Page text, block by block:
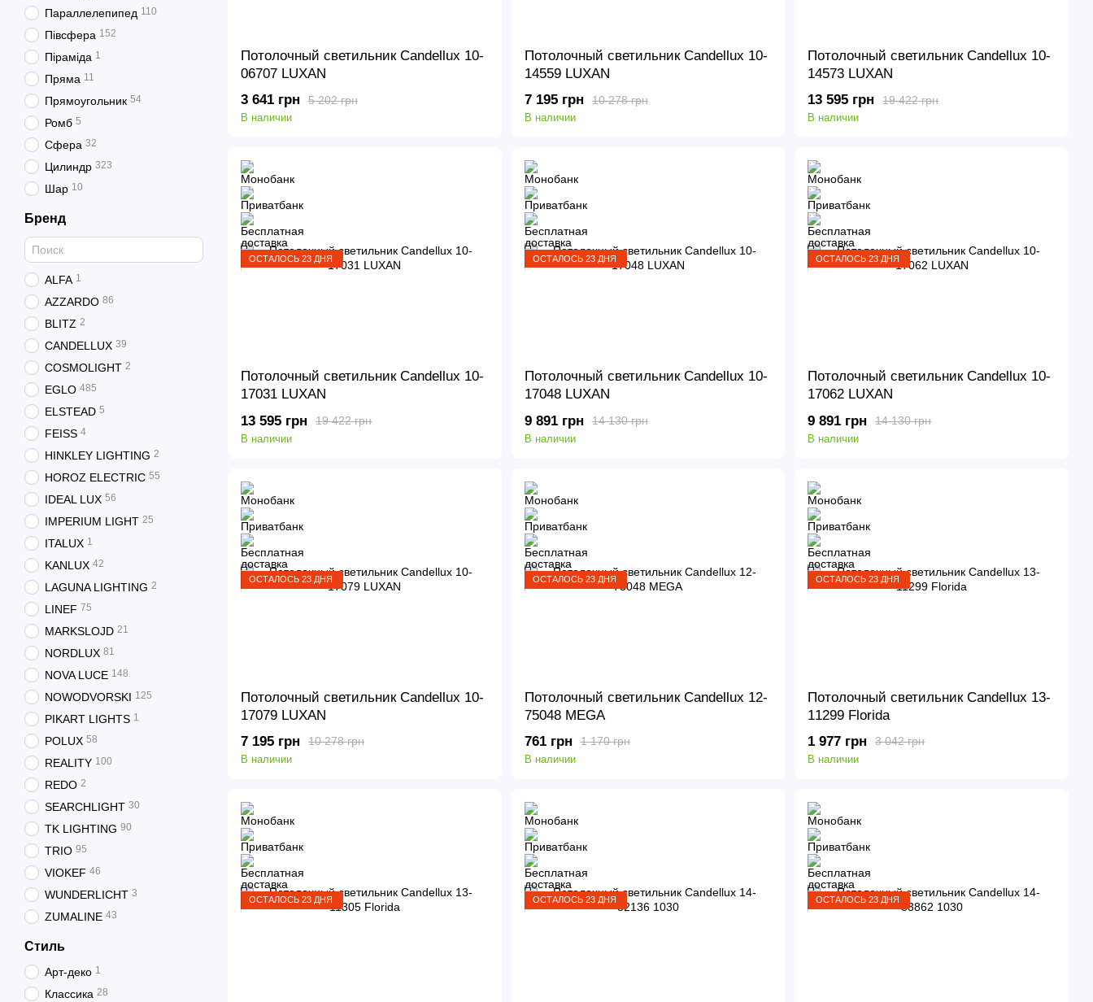
Потолочный светильник Candellux 10-
06707 LUXAN
5 202 грн
3 641 грн
В наличии
Потолочный светильник Candellux 10-
14559 LUXAN
10 278 грн
7 195 грн
В наличии
Потолочный светильник Candellux 10-
14573 LUXAN
19 422 грн
13 595 грн
В наличии
ОСТАЛОСЬ 23 ДНЯ
Потолочный светильник Candellux 10-
17031 LUXAN
19 422 грн
13 595 грн
В наличии
ОСТАЛОСЬ 23 ДНЯ
Потолочный светильник Candellux 10-
17048 LUXAN
14 130 грн
9 891 грн
В наличии
ОСТАЛОСЬ 23 ДНЯ
Потолочный светильник Candellux 10-
17062 LUXAN
14 130 грн
9 891 грн
В наличии
ОСТАЛОСЬ 23 ДНЯ
Потолочный светильник Candellux 10-
17079 LUXAN
10 278 грн
7 195 грн
В наличии
ОСТАЛОСЬ 23 ДНЯ
Потолочный светильник Candellux 12-
75048 MEGA
1 170 грн
761 грн
В наличии
ОСТАЛОСЬ 23 ДНЯ
Потолочный светильник Candellux 13-
11299 Florida
3 042 грн
1 977 грн
В наличии
ОСТАЛОСЬ 23 ДНЯ ОСТАЛОСЬ 23 ДНЯ ОСТАЛОСЬ 23 ДНЯ
Параллелепипед 110
Півсфера 152
Піраміда 1
Пряма 11
Прямоугольник 54
Ромб 5
Сфера 32
Цилиндр 323
Шар 10
Бренд
ALFA 1
AZZARDO 86
BLITZ 2
CANDELLUX 39
COSMOLIGHT 2
EGLO 485
ELSTEAD 5
FEISS 4
HINKLEY LIGHTING 2
HOROZ ELECTRIC 55
IDEAL LUX 56
IMPERIUM LIGHT 25
ITALUX 1
KANLUX 42
LAGUNA LIGHTING 2
LINEF 75
MARKSLOJD 21
NORDLUX 81
NOVA LUCE 148
NOWODVORSKI 125
PIKART LIGHTS 1
POLUX 58
REALITY 100
REDO 2
SEARCHLIGHT 30
TK LIGHTING 90
TRIO 95
VIOKEF 46
WUNDERLICHT 3
ZUMALINE 43
Стиль
Арт-деко 1
Классика 28